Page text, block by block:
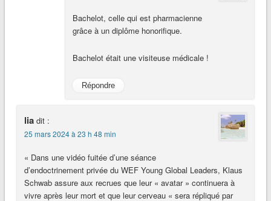
Bachelot, celle qui est pharmacienne
grâce à un diplôme honorifique.
Bachelot était une visiteuse médicale !
Répondre
lia dit :
25 mars 2024 à 23 h 48 min
« Dans une vidéo fuitée d’une séance
d’endoctrinement privée du WEF Young Global Leaders, Klaus
Schwab assure aux recrues que leur « avatar » continuera à
vivre après leur mort et que leur cerveau « sera répliqué par